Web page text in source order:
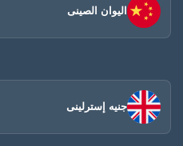
اليوان الصينى​
جنيه إسترلينى